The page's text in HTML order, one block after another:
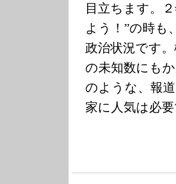
目立ちます。
よう！”の時も
政治状況です
の未知数にも
のような、報
家に人気は必